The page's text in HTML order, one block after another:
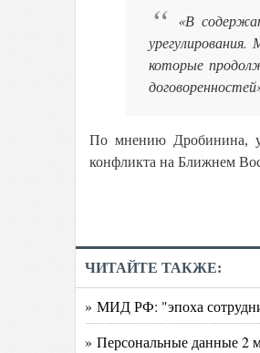
«В
которые
По мнению Дробинина,
конфликта на Ближнем
ЧИТАЙТЕ ТАКЖЕ:
» МИД РФ: "эпоха
» Персональные данные 2